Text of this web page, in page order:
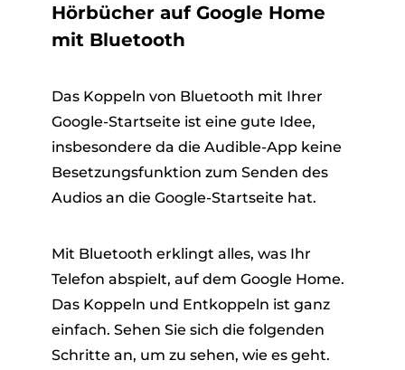
Hörbücher auf Google Home
mit Bluetooth
Das Koppeln von Bluetooth mit Ihrer
Google-Startseite ist eine gute Idee,
insbesondere da die Audible-App keine
Besetzungsfunktion zum Senden des
Audios an die Google-Startseite hat.
Mit Bluetooth erklingt alles, was Ihr
Telefon abspielt, auf dem Google Home.
Das Koppeln und Entkoppeln ist ganz
einfach. Sehen Sie sich die folgenden
Schritte an, um zu sehen, wie es geht.